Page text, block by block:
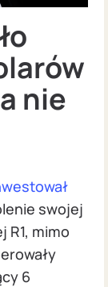
nie
swojej
R1, mimo
6